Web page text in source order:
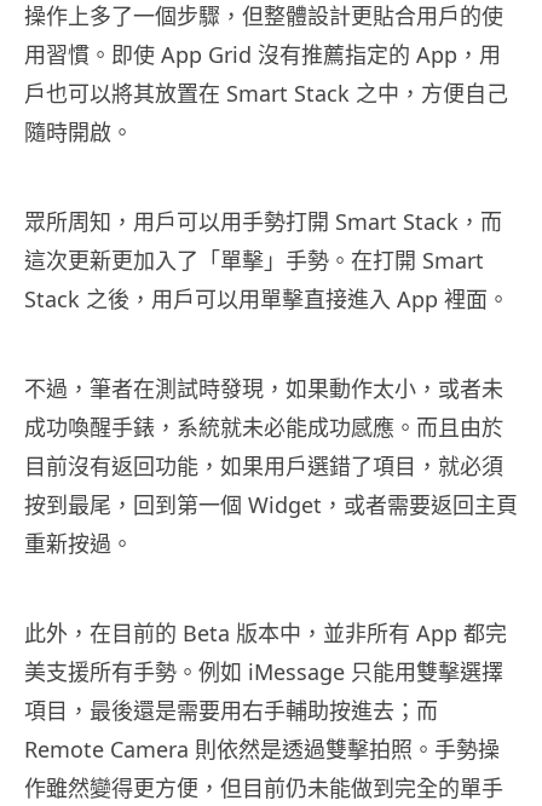
操作上多了一個步驟，但整體設計更貼合用戶的使
用習慣。即使 App Grid 沒有推薦指定的 App，用
戶也可以將其放置在 Smart Stack 之中，方便自己
隨時開啟。
眾所周知，用戶可以用手勢打開 Smart Stack，而
這次更新更加入了「單擊」手勢。在打開 Smart
Stack 之後，用戶可以用單擊直接進入 App 裡面。
不過，筆者在測試時發現，如果動作太小，或者未
成功喚醒手錶，系統就未必能成功感應。而且由於
目前沒有返回功能，如果用戶選錯了項目，就必須
按到最尾，回到第一個 Widget，或者需要返回主頁
重新按過。
此外，在目前的 Beta 版本中，並非所有 App 都完
美支援所有手勢。例如 iMessage 只能用雙擊選擇
項目，最後還是需要用右手輔助按進去；而
Remote Camera 則依然是透過雙擊拍照。手勢操
作雖然變得更方便，但目前仍未能做到完全的單手